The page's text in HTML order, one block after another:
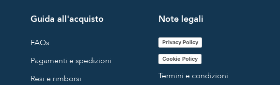
Guida all'acquisto
FAQs
Pagamenti e spedizioni
Resi e rimborsi
Note legali
Privacy Policy
Cookie Policy
Termini e condizioni